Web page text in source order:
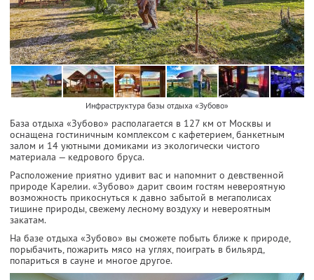
Инфраструктура базы отдыха «Зубово»
База отдыха «Зубово» располагается в 127 км от Москвы и
оснащена гостиничным комплексом с кафетерием, банкетным
залом и 14 уютными домиками из экологически чистого
материала — кедрового бруса.
Расположение приятно удивит вас и напомнит о девственной
природе Карелии. «Зубово» дарит своим гостям невероятную
возможность прикоснуться к давно забытой в мегаполисах
тишине природы, свежему лесному воздуху и невероятным
закатам.
На базе отдыха «Зубово» вы сможете побыть ближе к природе,
порыбачить, пожарить мясо на углях, поиграть в бильярд,
попариться в сауне и многое другое.